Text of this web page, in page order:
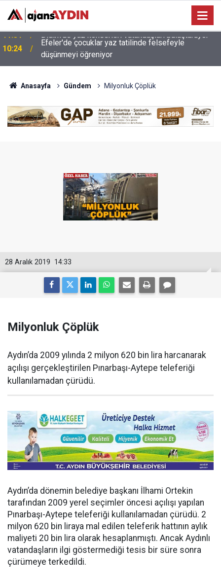
10:24
Efeler'de çocuklar yaz tatilinde felsefeyle
düşünmeyi öğreniyor
Anasayfa Gündem Milyonluk Çöplük
14:33
28 Aralık 2019
Milyonluk Çöplük
Aydın’da 2009 yılında 2 milyon 620 bin lira harcanarak
açılışı gerçekleştirilen Pınarbaşı-Aytepe teleferiği
kullanılamadan çürüdü.
Aydın’da dönemin belediye başkanı İlhami Ortekin
tarafından 2009 yerel seçimler öncesi açılışı yapılan
Pınarbaşı-Aytepe teleferiği kullanılamadan çürüdü. 2
milyon 620 bin liraya mal edilen teleferik hattının aylık
maliyeti 20 bin lira olarak hesaplanmıştı. Ancak Aydınlı
vatandaşların ilgi göstermediği tesis bir süre sonra
çürümeye terkedildi.